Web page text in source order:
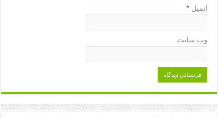
ایمیل*
وب‌ سایت